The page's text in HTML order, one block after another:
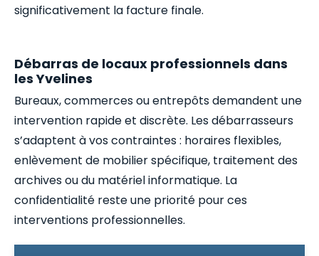
significativement la facture finale.
Débarras de locaux professionnels dans
les Yvelines
Bureaux, commerces ou entrepôts demandent une
intervention rapide et discrète. Les débarrasseurs
s’adaptent à vos contraintes : horaires flexibles,
enlèvement de mobilier spécifique, traitement des
archives ou du matériel informatique. La
confidentialité reste une priorité pour ces
interventions professionnelles.